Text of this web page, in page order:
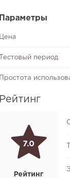
Параметры
Цена
Тестовый период
Простота
Рейтинг
7.0
Рейтинг